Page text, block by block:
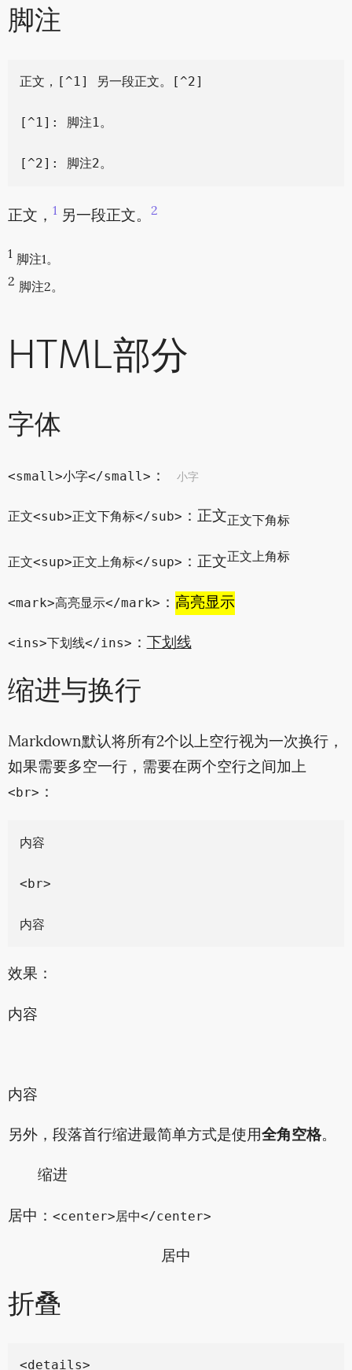
脚注
正文，[^1] 另一段正文。[^2]
[^1]: 脚注1。
正文， 1另一段正文。 2
1 脚注1。
2 脚注2。
HTML部分
字体
<small>小字</small> ： 小字
正文<sub>正文下角标</sub> ：正文正文下角标
正文<sup>正文上角标</sup> ：正文正文上角标
<mark>高亮显示</mark> ： 高亮显示
<ins>下划线</ins> ：下划线
缩进与换行
Markdown默认将所有2个以上空行视为一次换行，
如果需要多空一行，需要在两个空行之间加上
<br> ：
内容
<br>
效果：
内容
内容
另外，段落首行缩进最简单方式是使用全角空格。
缩进
居中： <center>居中</center>
居中
折叠
<details>